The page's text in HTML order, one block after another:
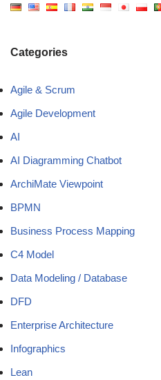
Categories
Agile & Scrum
Agile Development
AI
AI Diagramming Chatbot
ArchiMate Viewpoint
BPMN
Business Process Mapping
C4 Model
Data Modeling / Database
DFD
Enterprise Architecture
Infographics
Lean